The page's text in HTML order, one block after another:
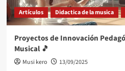
Artículos Didactica de la musica
Proyectos de Innovación
Musical 🎵
Musi kero 13/09/2025